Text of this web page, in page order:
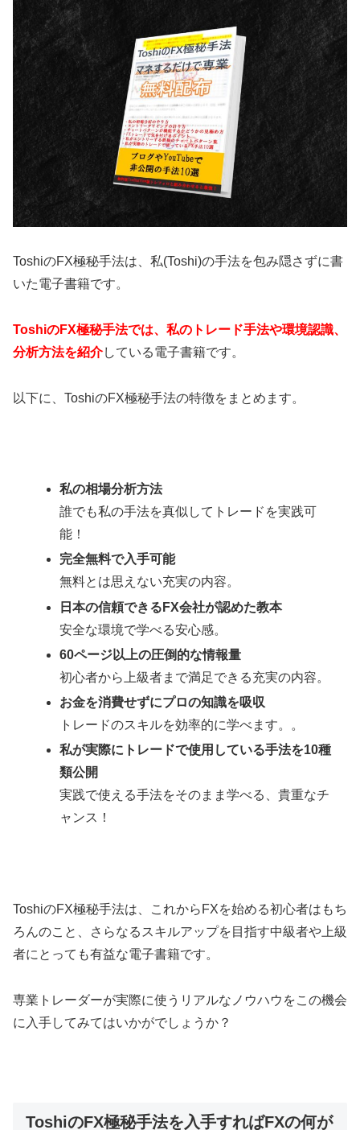
ToshiのFX極秘手法は、私(Toshi)の手法を包み隠さずに書
いた電子書籍です。
ToshiのFX極秘手法では、私のトレード手法や環境認識、
分析方法を紹介している電子書籍です。
以下に、ToshiのFX極秘手法の特徴をまとめます。
私の相場分析方法
誰でも私の手法を真似してトレードを実践可
能！
完全無料で入手可能
無料とは思えない充実の内容。
日本の信頼できるFX会社が認めた教本
安全な環境で学べる安心感。
60ページ以上の圧倒的な情報量
初心者から上級者まで満足できる充実の内容。
お金を消費せずにプロの知識を吸収
トレードのスキルを効率的に学べます。。
私が実際にトレードで使用している手法を10種
類公開
実践で使える手法をそのまま学べる、貴重なチ
ャンス！
ToshiのFX極秘手法は、これからFXを始める初心者はもち
ろんのこと、さらなるスキルアップを目指す中級者や上級
者にとっても有益な電子書籍です。
専業トレーダーが実際に使うリアルなノウハウをこの機会
に入手してみてはいかがでしょうか？
ToshiのFX極秘手法を入手すればFXの何が